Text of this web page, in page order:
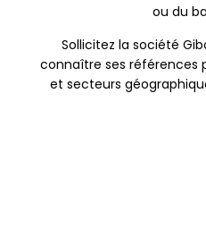
ou du
Sollicitez la société
connaître ses références
et secteurs